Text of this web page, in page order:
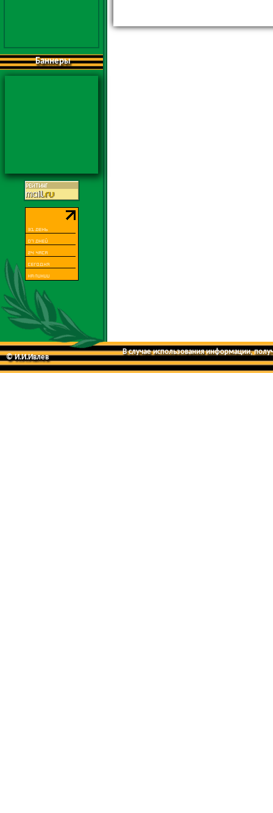
Баннеры
© И.И.Ивлев
В случае использования информации,